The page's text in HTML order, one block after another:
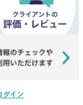
グイン